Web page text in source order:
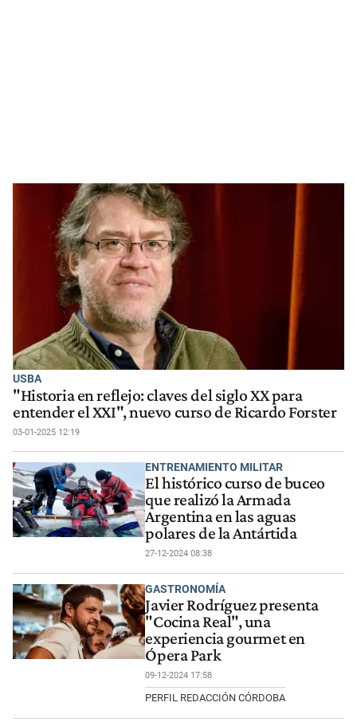
USBA
"Historia en reflejo: claves del siglo XX para
entender el XXI", nuevo curso de Ricardo Forster
03-01-2025 12:19
ENTRENAMIENTO MILITAR
El histórico curso de buceo
que realizó la Armada
Argentina en las aguas
polares de la Antártida
27-12-2024 08:38
GASTRONOMÍA
Javier Rodríguez presenta
"Cocina Real", una
experiencia gourmet en
Ópera Park
09-12-2024 17:58
PERFIL REDACCIÓN CÓRDOBA